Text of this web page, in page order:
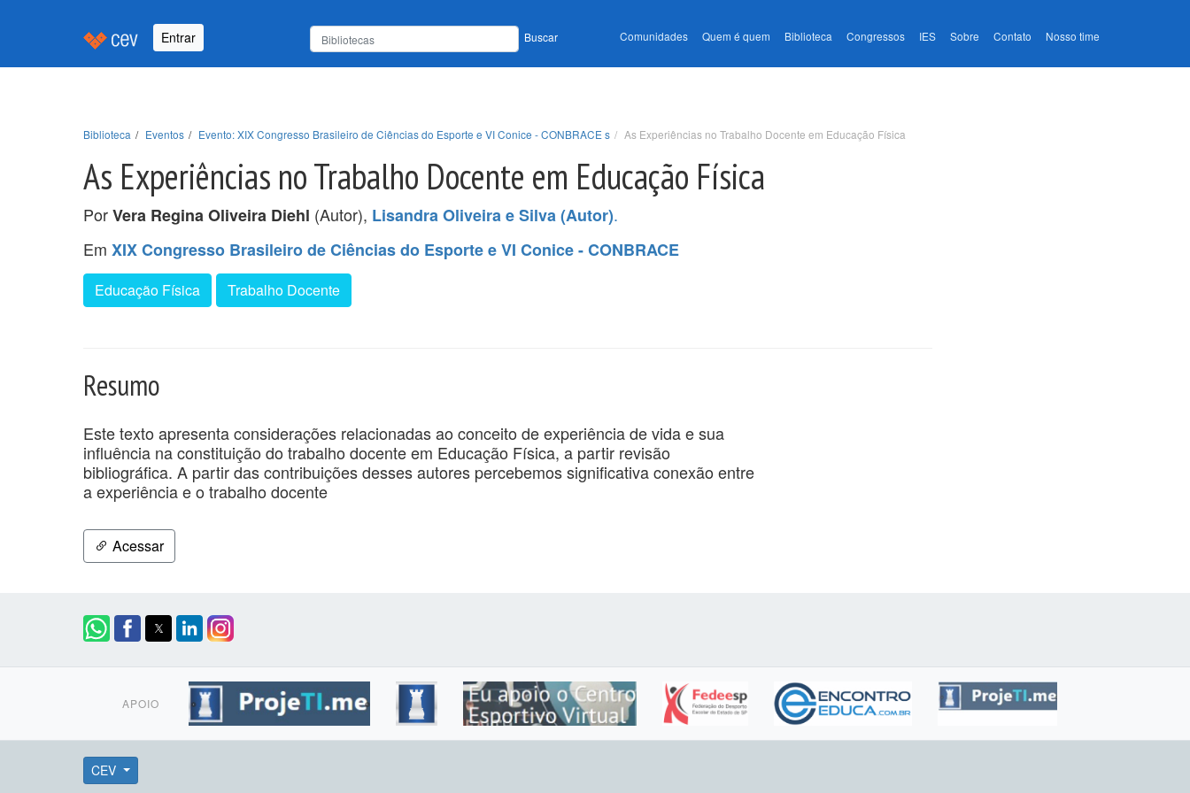
Entrar Buscar Comunidades Quem é quem Biblioteca Congressos IES Sobre Contato Nosso time
Biblioteca Eventos Evento: XIX Congresso Brasileiro de Ciências do Esporte e VI Conice - CONBRACE s As Experiências no Trabalho Docente em Educação Física
As Experiências no Trabalho Docente em Educação Física
PorVera Regina Oliveira Diehl (Autor), Lisandra Oliveira e Silva (Autor).
Em XIX Congresso Brasileiro de Ciências do Esporte e VI Conice - CONBRACE
Educação Física Trabalho Docente
Resumo
Este texto apresenta considerações relacionadas ao conceito de experiência de vida e sua
influência na constituição do trabalho docente em Educação Física, a partir revisão
bibliográfica. A partir das contribuições desses autores percebemos significativa conexão entre
a experiência e o trabalho docente
Acessar
APOIO
CEV